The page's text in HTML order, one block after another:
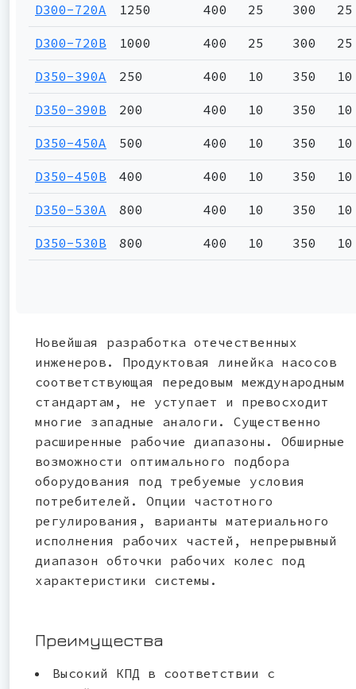
D300-720A 1250 400 25 300 25
D300-720B 1000 400 25 300 25
D350-390A 250 400 10 350 10
D350-390B 200 400 10 350 10
D350-450A 500 400 10 350 10
D350-450B 400 400 10 350 10
D350-530A 800 400 10 350 10
D350-530B 800 400 10 350 10
Новейшая разработка отечественных
инженеров. Продуктовая линейка насосов
соответствующая передовым международным
стандартам, не уступает и превосходит
многие западные аналоги. Существенно
расширенные рабочие диапазоны. Обширные
возможности оптимального подбора
оборудования под требуемые условия
потребителей. Опции частотного
регулирования, варианты материального
исполнения рабочих частей, непрерывный
диапазон обточки рабочих колес под
характеристики системы.
Преимущества
Высокий КПД в соответствии с